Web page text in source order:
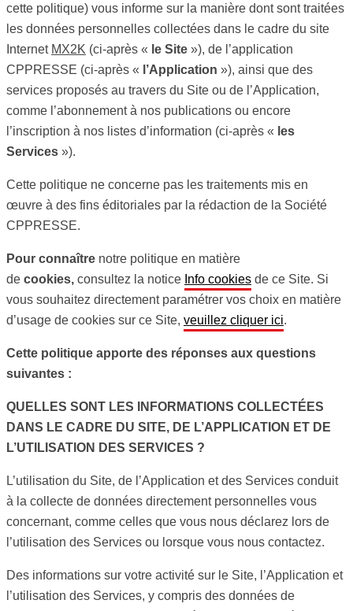
cette politique) vous informe sur la manière dont sont traitées
les données personnelles collectées dans le cadre du site
Internet MX2K (ci-après « le Site »), de l’application
CPPRESSE (ci-après « l’Application »), ainsi que des
services proposés au travers du Site ou de l’Application,
comme l’abonnement à nos publications ou encore
l’inscription à nos listes d’information (ci-après « les
Services »).
Cette politique ne concerne pas les traitements mis en
œuvre à des fins éditoriales par la rédaction de la Société
CPPRESSE.
Pour connaître notre politique en matière
de cookies, consultez la notice Info cookies de ce Site. Si
vous souhaitez directement paramétrer vos choix en matière
d’usage de cookies sur ce Site, veuillez cliquer ici.
Cette politique apporte des réponses aux questions
suivantes :
QUELLES SONT LES INFORMATIONS COLLECTÉES
DANS LE CADRE DU SITE, DE L’APPLICATION ET DE
L’UTILISATION DES SERVICES ?
L’utilisation du Site, de l’Application et des Services conduit
à la collecte de données directement personnelles vous
concernant, comme celles que vous nous déclarez lors de
l’utilisation des Services ou lorsque vous nous contactez.
Des informations sur votre activité sur le Site, l’Application et
l’utilisation des Services, y compris des données de